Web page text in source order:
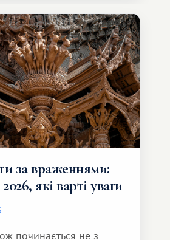
Африка – континент,
подарувати зовсім
подорожі.
за враженнями:
які варті уваги
починається не з